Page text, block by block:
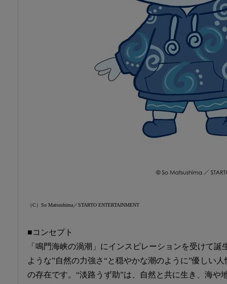
（C）So Matsushima／STARTO ENTERTAINMENT
■コンセプト
「鳴門海峡の渦潮」にインスピレーションを受けて誕
ような”自然の力強さ“と穏やかな潮のように”優しい
の存在です。“淡路うず助”は、自然と共に生き、海や